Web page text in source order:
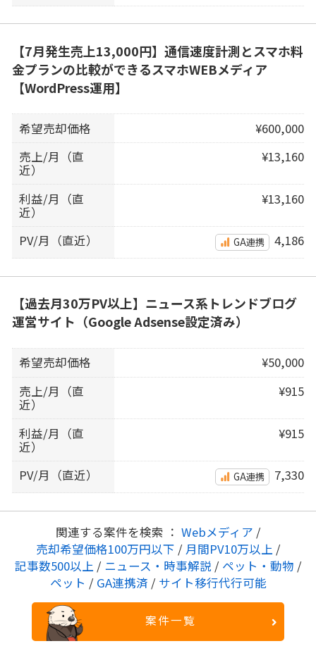
【7月発生売上13,000円】通信速度計測とスマホ料
金プランの比較ができるスマホWEBメディア
【WordPress運用】
希望売却価格
¥600,000
売上/月（直
近）
¥13,160
利益/月（直
近）
¥13,160
PV/月（直近） GA連携 4,186
【過去月30万PV以上】ニュース系トレンドブログ
運営サイト（Google Adsense設定済み）
希望売却価格
¥50,000
売上/月（直
近）
¥915
利益/月（直
近）
¥915
PV/月（直近） GA連携 7,330
関連する案件を検索 ： Webメディア /
売却希望価格100万円以下 / 月間PV10万以上 /
記事数500以上 / ニュース・時事解説 / ペット・動物 /
ペット / GA連携済 / サイト移行代行可能
案件一覧